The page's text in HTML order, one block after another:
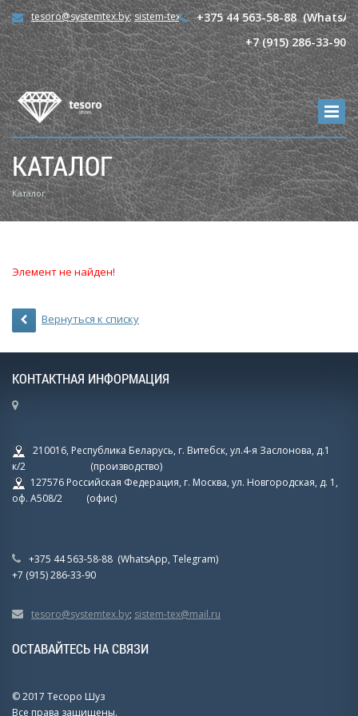
+375 44 563-58-88
+7 (915) 286-33-90
tesoro@systemtex.by;sistem-tex@mail.ru
КАТАЛОГ
Каталог
Элемент не найден!
Вернуться к списку
КОНТАКТНАЯ ИНФОРМАЦИЯ
210016, Республика Беларусь, г. Витебск, ул.4-я Заслонова, д.1
к/2 (производство)
127576 Российская Федерация, г. Москва, ул. Новгородская, д. 1,
оф. А508/2 (офис)
+375 44 563-58-88 (WhatsApp, Telegram)
+7 (915) 286-33-90
tesoro@systemtex.by; sistem-tex@mail.ru
ОСТАВАЙТЕСЬ НА СВЯЗИ
© 2017 Тесоро Шуз
Все права защищены.